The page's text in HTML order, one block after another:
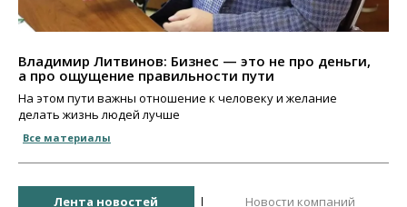
Владимир Литвинов: Бизнес — это не про деньги,
а про ощущение правильности пути
На этом пути важны отношение к человеку и желание
делать жизнь людей лучше
Все материалы
Лента новостей Новости компаний